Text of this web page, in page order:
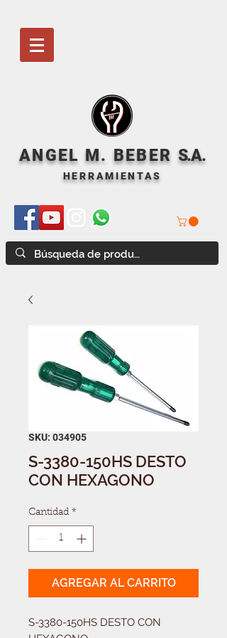
ANGEL M. BEBER S.A.
HERRAMIENTAS
SKU: 034905
S-3380-150HS DESTO
CON HEXAGONO
Cantidad *
AGREGAR AL CARRITO
S-3380-150HS DESTO CON